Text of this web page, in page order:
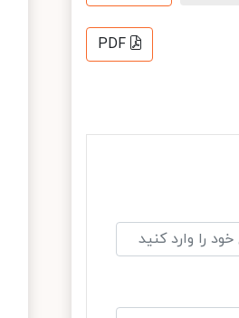
PDF